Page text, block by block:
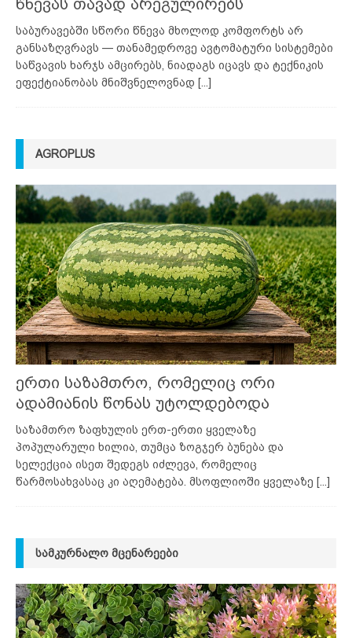
წნევას თავად არეგულირებს
საბურავებში სწორი წნევა მხოლოდ კომფორტს არ
განსაზღვრავს — თანამედროვე ავტომატური სისტემები
საწვავის ხარჯს ამცირებს, ნიადაგს იცავს და ტექნიკის
ეფექტიანობას მნიშვნელოვნად [...]
AGROPLUS
ერთი საზამთრო, რომელიც ორი
ადამიანის წონას უტოლდებოდა
საზამთრო ზაფხულის ერთ-ერთი ყველაზე
პოპულარული ხილია, თუმცა ზოგჯერ ბუნება და
სელექცია ისეთ შედეგს იძლევა, რომელიც
წარმოსახვასაც კი აღემატება. მსოფლიოში ყველაზე [...]
ᲡᲐᲛᲙᲣᲠᲜᲐᲚᲝ ᲛᲪᲔᲜᲐᲠᲔᲔᲑᲘ